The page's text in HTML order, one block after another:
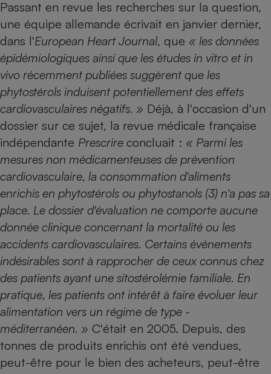
Passant en revue les recherches sur la question,
une équipe allemande écrivait en janvier dernier,
dans l'European Heart Journal, que « les données
épidémiologiques ainsi que les études in vitro et in
vivo récemment publiées ­suggèrent que les
phytostérols induisent potentiellement des effets
cardiovasculaires négatifs. » Déjà, à l'occasion d'un
dossier sur ce sujet, la revue médicale française
indépendante Prescrire concluait : « Parmi les
mesures non ­médicamenteuses de prévention
cardiovasculaire, la consommation d'aliments
enrichis en phytostérols ou phytostanols (3) n'a pas sa
place. Le dossier d'évaluation ne comporte aucune
donnée clinique concernant la mortalité ou les
accidents cardiovasculaires. Certains événements
indésirables sont à rapprocher de ceux connus chez
des patients ayant une ­sitostérolémie familiale. En
pratique, les patients ont intérêt à faire évoluer leur
alimentation vers un régime de type ­
méditerranéen. » C'était en 2005. Depuis, des
tonnes de produits enrichis ont été vendues,
peut-être pour le bien des acheteurs, peut-être